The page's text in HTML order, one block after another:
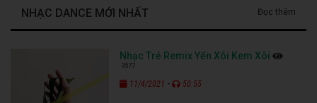
NHẠC DANCE MỚI NHẤT Đọc thêm
Nhạc Trẻ Remix Yến Xôi Kem Xôi
3577
11/4/2021 - 50:55